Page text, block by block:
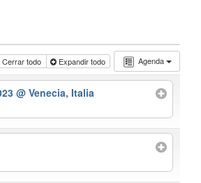
Agenda
Cerrar todo Expandir todo
@ Venecia, Italia